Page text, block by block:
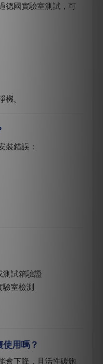
德國實驗室測試，可
。
裝錯誤：
測試箱驗證
驗室檢測
用嗎？
會下降，且活性碳飽